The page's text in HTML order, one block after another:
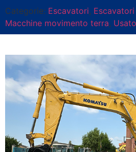
Categorie: Escavatori,
Macchine movimento terra, Usato